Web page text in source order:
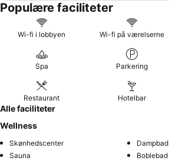
Populære faciliteter
Wi-fi i lobbyen Wi-fi på værelserne
Spa Parkering
Restaurant Hotelbar
Alle faciliteter
Wellness
Skønhedscenter
Dampbad
Sauna
Boblebad